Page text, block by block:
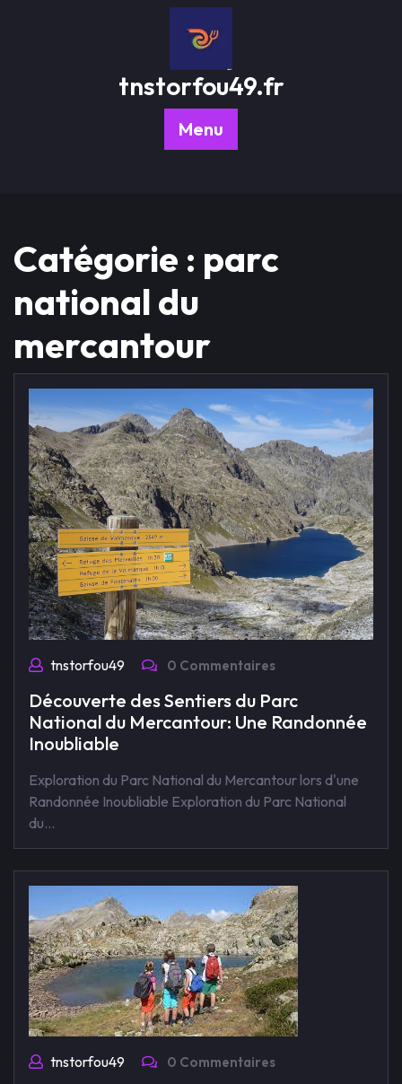
tnstorfou49.fr
Menu
Catégorie : parc
national du
mercantour
tnstorfou49 0 Commentaires
Découverte des Sentiers du Parc
National du Mercantour: Une Randonnée
Inoubliable
Exploration du Parc National du Mercantour lors d'une
Randonnée Inoubliable Exploration du Parc National
du…
tnstorfou49 0 Commentaires